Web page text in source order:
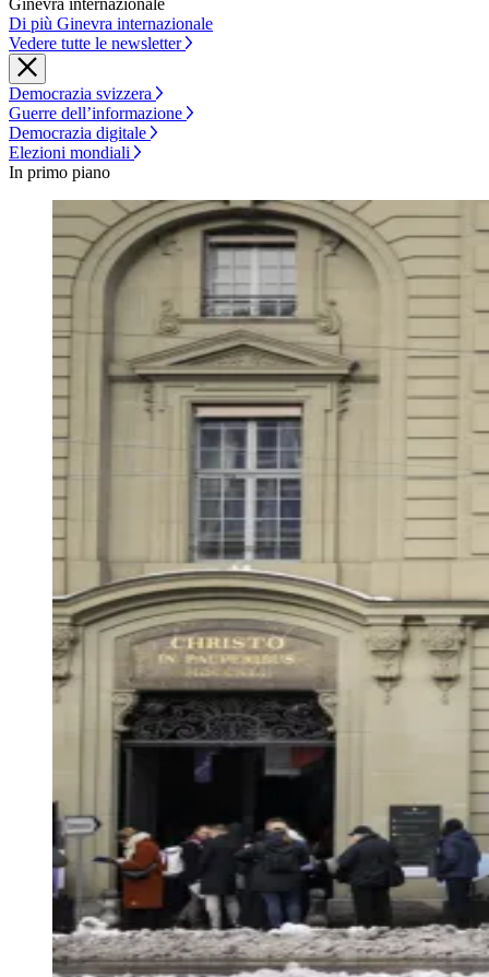
Ginevra internazionale
Di più Ginevra internazionale
Vedere tutte le newsletter
Democrazia svizzera
Guerre dell’informazione
Democrazia digitale
Elezioni mondiali
In primo piano